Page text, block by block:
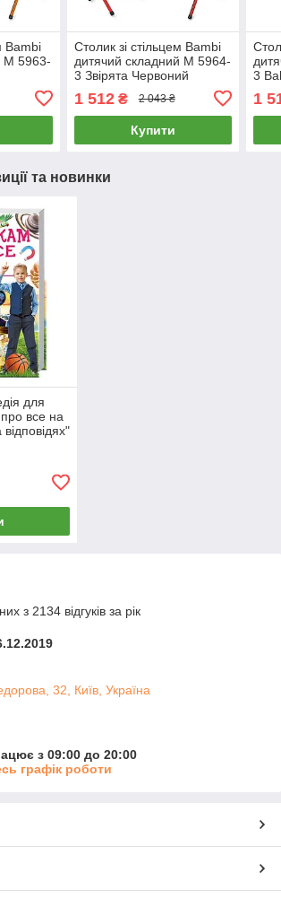
Bambi
M 5963-
Столик зі стільцем Bambi
дитячий складний M 5964-
3 Звірята Червоний
1 512₴ 2 043 ₴
Купити
3
1
та новинки
для
все на
відповідях"
з 2134 відгуків за рік
32, Київ, Україна
з 09:00 до 20:00
графік роботи